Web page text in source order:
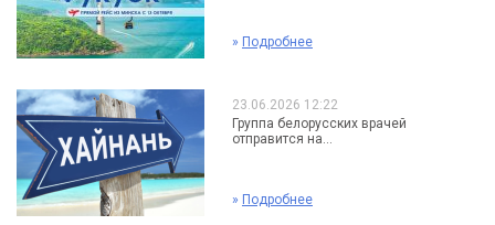
» Подробнее
23.06.2026 12:22
Группа белорусских врачей
отправится на...
» Подробнее